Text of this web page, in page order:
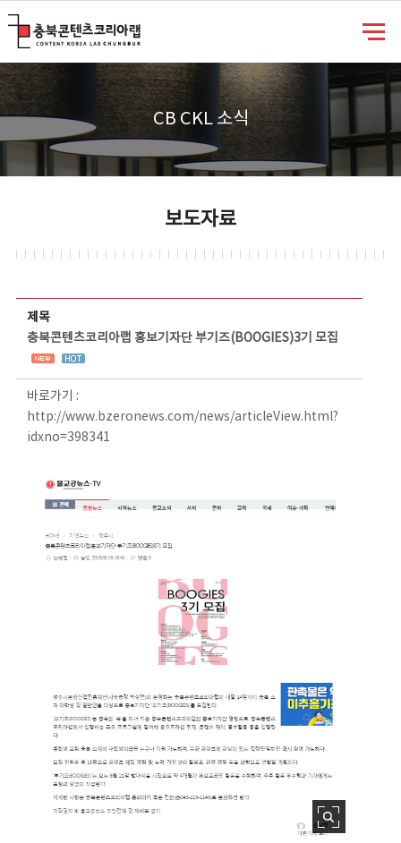
CB CKL 소식
보도자료
제목
충북콘텐츠코리아랩 홍보기자단 부기즈(BOOGIES)3기 모집
바로가기 :
http://www.bzeronews.com/news/articleView.html?
idxno=398341